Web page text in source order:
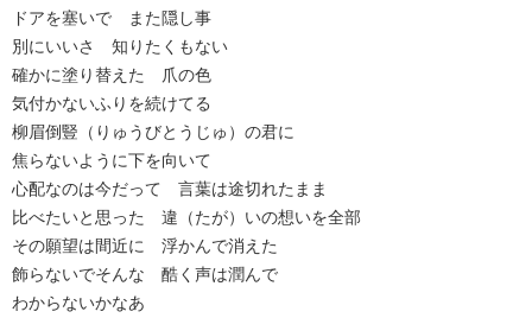
ドアを塞いで また隠し事
別にいいさ 知りたくもない
確かに塗り替えた 爪の色
気付かないふりを続けてる
柳眉倒豎（りゅうびとうじゅ）の君に
焦らないように下を向いて
心配なのは今だって 言葉は途切れたまま
比べたいと思った 違（たが）いの想いを全部
その願望は間近に 浮かんで消えた
飾らないでそんな 酷く声は潤んで
わからないかなあ